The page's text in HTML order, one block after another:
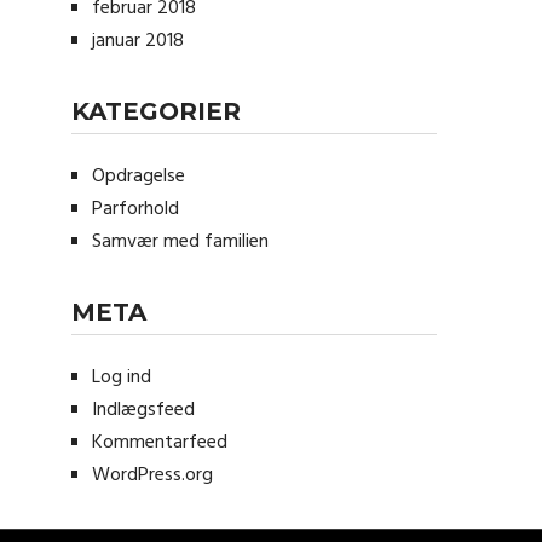
februar 2018
januar 2018
KATEGORIER
Opdragelse
Parforhold
Samvær med familien
META
Log ind
Indlægsfeed
Kommentarfeed
WordPress.org